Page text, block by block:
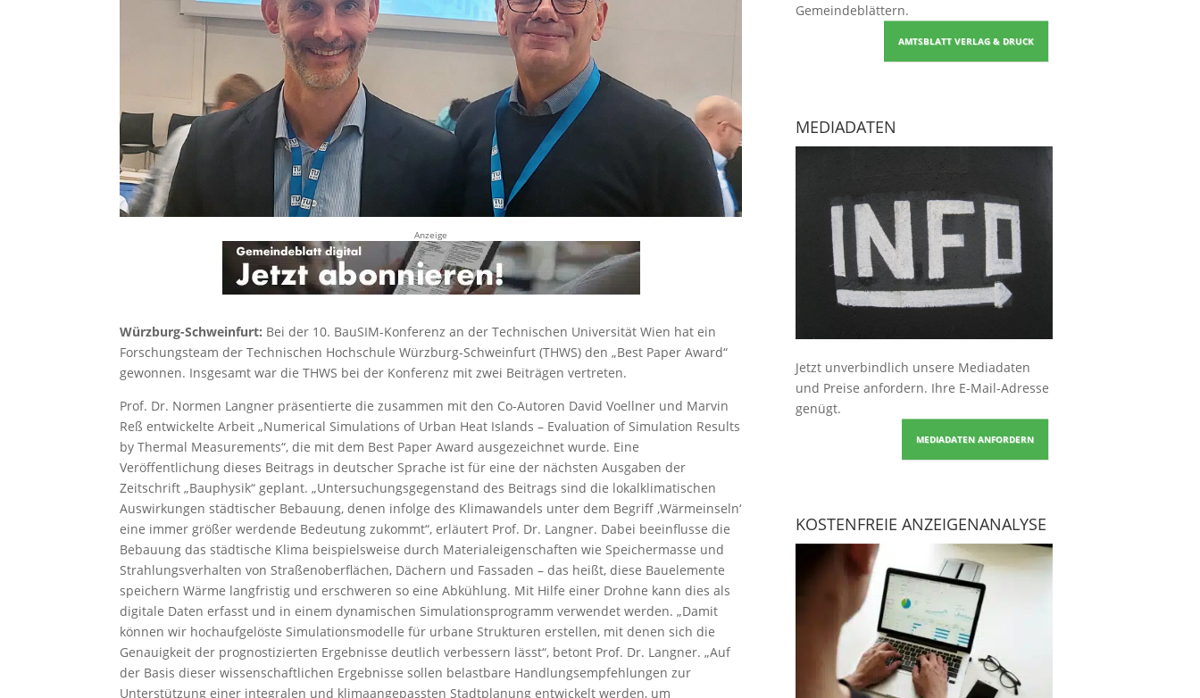
Anzeige
Würzburg-Schweinfurt: Bei der 10. BauSIM-Konferenz an der Technischen Universität Wien hat ein
Forschungsteam der Technischen Hochschule Würzburg-Schweinfurt (THWS) den „Best Paper Award“
gewonnen. Insgesamt war die THWS bei der Konferenz mit zwei Beiträgen vertreten.
Prof. Dr. Normen Langner präsentierte die zusammen mit den Co-Autoren David Voellner und Marvin
Reß entwickelte Arbeit „Numerical Simulations of Urban Heat Islands – Evaluation of Simulation Results
by Thermal Measurements“, die mit dem Best Paper Award ausgezeichnet wurde. Eine
Veröffentlichung dieses Beitrags in deutscher Sprache ist für eine der nächsten Ausgaben der
Zeitschrift „Bauphysik“ geplant. „Untersuchungsgegenstand des Beitrags sind die lokalklimatischen
Auswirkungen städtischer Bebauung, denen infolge des Klimawandels unter dem Begriff ,Wärmeinseln‘
eine immer größer werdende Bedeutung zukommt“, erläutert Prof. Dr. Langner. Dabei beeinflusse die
Bebauung das städtische Klima beispielsweise durch Materialeigenschaften wie Speichermasse und
Strahlungsverhalten von Straßenoberflächen, Dächern und Fassaden – das heißt, diese Bauelemente
speichern Wärme langfristig und erschweren so eine Abkühlung. Mit Hilfe einer Drohne kann dies als
digitale Daten erfasst und in einem dynamischen Simulationsprogramm verwendet werden. „Damit
können wir hochaufgelöste Simulationsmodelle für urbane Strukturen erstellen, mit denen sich die
Genauigkeit der prognostizierten Ergebnisse deutlich verbessern lässt“, betont Prof. Dr. Langner. „Auf
der Basis dieser wissenschaftlichen Ergebnisse sollen belastbare Handlungsempfehlungen zur
Unterstützung einer integralen und klimaangepassten Stadtplanung entwickelt werden, um
Gemeindeblättern.
AMTSBLATT VERLAG & DRUCK
MEDIADATEN
Jetzt unverbindlich unsere Mediadaten
und Preise anfordern. Ihre E-Mail-Adresse
genügt.
MEDIADATEN ANFORDERN
KOSTENFREIE ANZEIGENANALYSE